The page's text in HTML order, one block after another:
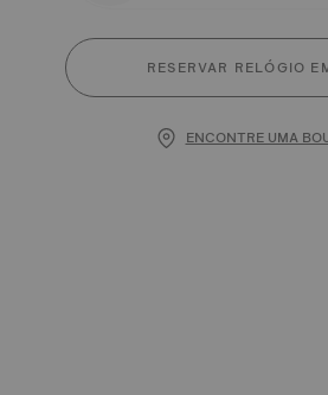
RESERVAR RELÓGIO
ENCONTRE UMA